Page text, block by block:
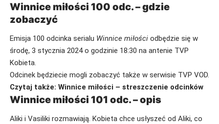
Winnice miłości 100 odc. – gdzie
zobaczyć
Emisja 100 odcinka serialu Winnice miłości odbędzie się w
środę, 3 stycznia 2024 o godzinie 18:30 na antenie TVP
Kobieta.
Odcinek będziecie mogli zobaczyć także w serwisie TVP VOD.
Czytaj także: Winnice miłości – streszczenie odcinków
Winnice miłości 101 odc. – opis
Aliki i Vasiliki rozmawiają. Kobieta chce usłyszeć od Aliki, co